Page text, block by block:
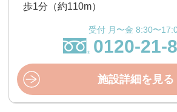
歩1分（約110m）
受付 月〜金 8:30〜
0120-21-
施設詳細を見る